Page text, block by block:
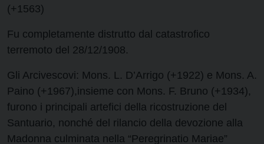
(+1563)
Fu completamente distrutto dal catastrofico
terremoto del 28/12/1908.
Gli Arcivescovi: Mons. L. D’Arrigo (+1922) e Mons. A.
Paino (+1967),insieme con Mons. F. Bruno (+1934),
furono i principali artefici della ricostruzione del
Santuario, nonché del rilancio della devozione alla
Madonna culminata nella “Peregrinatio Mariae”